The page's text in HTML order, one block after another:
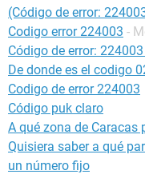
(Código de error:
Codigo error 224003 -
Código de error:
De donde es el codigo
Codigo de error 224003
Código puk claro
A qué zona de Caracas
Quisiera saber a qué
un número fijo